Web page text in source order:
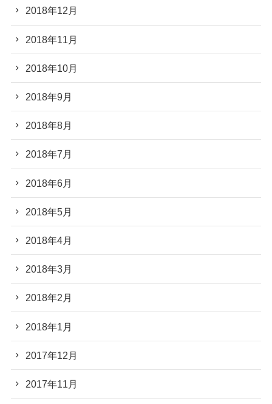
2018年12月
2018年11月
2018年10月
2018年9月
2018年8月
2018年7月
2018年6月
2018年5月
2018年4月
2018年3月
2018年2月
2018年1月
2017年12月
2017年11月